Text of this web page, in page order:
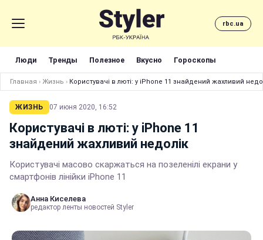
rbc.ua
Люди Тренды Полезное Вкусно Гороскопы
Главная › Жизнь › Користувачі в люті: у iPhone 11 знайдений жахливий
ЖИЗНЬ 07 июня 2020, 16:52
Користувачі в люті: у iPhone 11
знайдений жахливий недолік
Користувачі масово скаржаться на позеленілі екрани у
смартфонів лінійки iPhone 11
Анна Киселева
редактор ленты новостей Styler